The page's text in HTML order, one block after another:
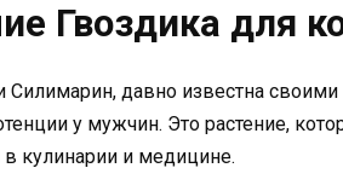
Гвоздика для
Силимарин, давно известна
у мужчин. Это растение,
в кулинарии и медицине.